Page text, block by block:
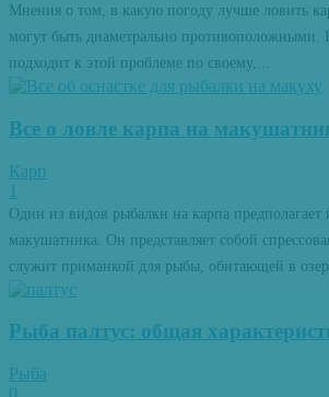
Мнения о том, в какую погоду лучше ловить
могут быть диаметрально противоположными.
подходит к этой проблеме по своему,...
Все о ловле карпа на
Карп
1
Один из видов рыбалки на карпа предполагает
макушатника. Он представляет собой
служит приманкой для рыбы, обитающей в
Рыба палтус: общая
Рыба